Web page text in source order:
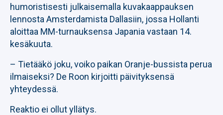
humoristisesti julkaisemalla kuvakaappauksen
lennosta Amsterdamista Dallasiin, jossa Hollanti
aloittaa MM-turnauksensa Japania vastaan 14.
kesäkuuta.
– Tietääkö joku, voiko paikan Oranje-bussista perua
ilmaiseksi? De Roon kirjoitti päivityksensä
yhteydessä.
Reaktio ei ollut yllätys.